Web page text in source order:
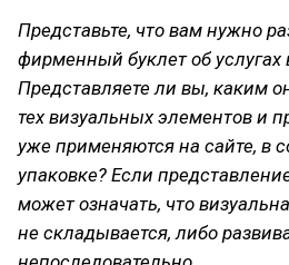
Представьте, что вам нужно
фирменный буклет об
Представляете ли вы, каким
тех визуальных элементов и
уже применяются на сайте, в
упаковке? Если
может означать, что
не складывается, либо